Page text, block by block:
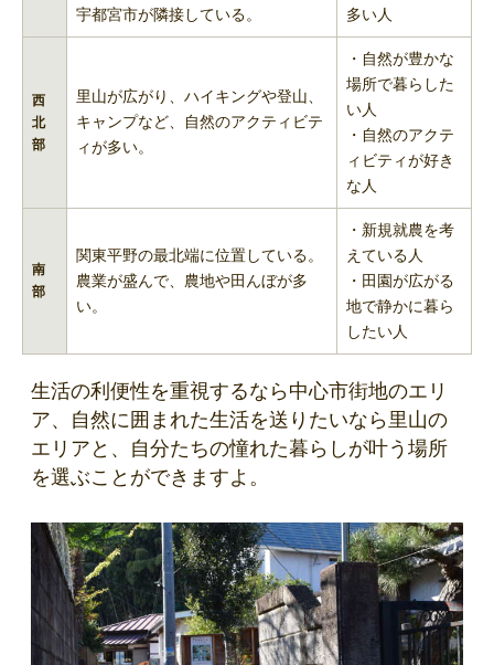
宇都宮市が隣接している。
多い人
西
北
部
里山が広がり、ハイキングや登山、
キャンプなど、自然のアクティビテ
ィが多い。
・自然が豊かな
場所で暮らした
い人
・自然のアクテ
ィビティが好き
な人
南
部
関東平野の最北端に位置している。
農業が盛んで、農地や田んぼが多
い。
・新規就農を考
えている人
・田園が広がる
地で静かに暮ら
したい人
生活の利便性を重視するなら中心市街地のエリ
ア、自然に囲まれた生活を送りたいなら里山の
エリアと、自分たちの憧れた暮らしが叶う場所
を選ぶことができますよ。